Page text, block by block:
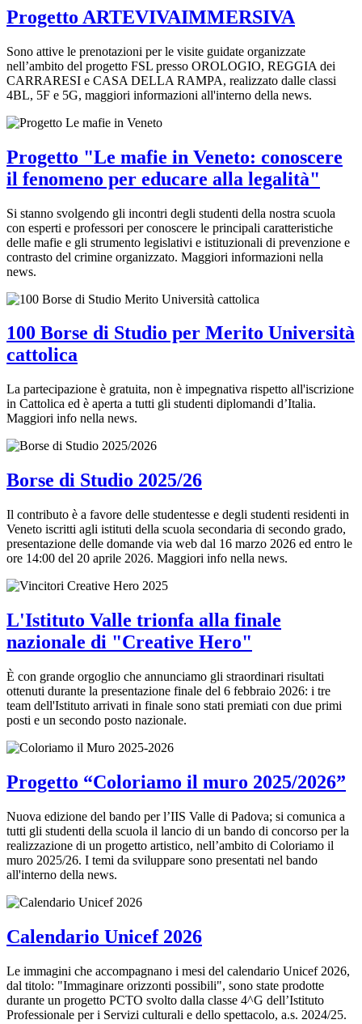
Progetto ARTEVIVAIMMERSIVA
Sono attive le prenotazioni per le visite guidate organizzate
nell’ambito del progetto FSL presso OROLOGIO, REGGIA dei
CARRARESI e CASA DELLA RAMPA, realizzato dalle classi
4BL, 5F e 5G, maggiori informazioni all'interno della news.
Progetto "Le mafie in Veneto: conoscere
il fenomeno per educare alla legalità"
Si stanno svolgendo gli incontri degli studenti della nostra scuola
con esperti e professori per conoscere le principali caratteristiche
delle mafie e gli strumento legislativi e istituzionali di prevenzione e
contrasto del crimine organizzato. Maggiori informazioni nella
news.
100 Borse di Studio per Merito Università
cattolica
La partecipazione è gratuita, non è impegnativa rispetto all'iscrizione
in Cattolica ed è aperta a tutti gli studenti diplomandi d’Italia.
Maggiori info nella news.
Borse di Studio 2025/26
Il contributo è a favore delle studentesse e degli studenti residenti in
Veneto iscritti agli istituti della scuola secondaria di secondo grado,
presentazione delle domande via web dal 16 marzo 2026 ed entro le
ore 14:00 del 20 aprile 2026. Maggiori info nella news.
L'Istituto Valle trionfa alla finale
nazionale di "Creative Hero"
È con grande orgoglio che annunciamo gli straordinari risultati
ottenuti durante la presentazione finale del 6 febbraio 2026: i tre
team dell'Istituto arrivati in finale sono stati premiati con due primi
posti e un secondo posto nazionale.
Progetto “Coloriamo il muro 2025/2026”
Nuova edizione del bando per l’IIS Valle di Padova; si comunica a
tutti gli studenti della scuola il lancio di un bando di concorso per la
realizzazione di un progetto artistico, nell’ambito di Coloriamo il
muro 2025/26. I temi da sviluppare sono presentati nel bando
all'interno della news.
Calendario Unicef 2026
Le immagini che accompagnano i mesi del calendario Unicef 2026,
dal titolo: "Immaginare orizzonti possibili", sono state prodotte
durante un progetto PCTO svolto dalla classe 4^G dell’Istituto
Professionale per i Servizi culturali e dello spettacolo, a.s. 2024/25.